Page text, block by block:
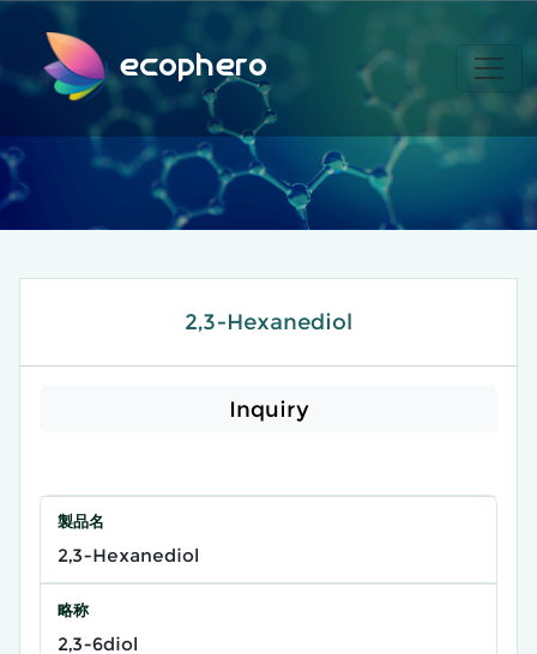
ecophero
2,3-Hexanediol
Inquiry
製品名
2,3-Hexanediol
略称
2,3-6diol